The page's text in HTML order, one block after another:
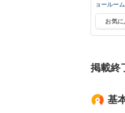
ョールーム
お気に
掲載終
基